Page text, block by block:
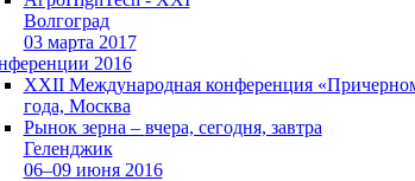
Волгоград
03 марта 2017
2016
XXII Международная конференция
года, Москва
Рынок зерна – вчера, сегодня, завтра
Геленджик
06–09 июня 2016